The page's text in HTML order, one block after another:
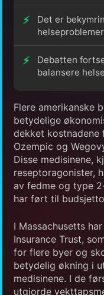
Det er
Debatten
balansere
Flere amerikanske
betydelige
dekket kostnadene
Ozempic og
Disse medisinene,
reseptoragonister,
av fedme og type
har ført til
I Massachusetts
Insurance Trust,
for flere byer og
betydelig økning i
medisinene. I de
utgjorde